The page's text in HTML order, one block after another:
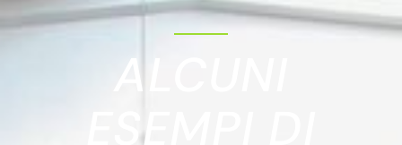
ALCUNI
ESEMPI DI